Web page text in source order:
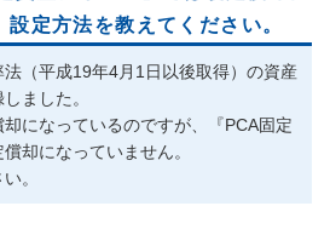
定方法を教えてください。
（平成19年4月1日以後取得）の資産
ました。
になっているのですが、『PCA固定
却になっていません。
。